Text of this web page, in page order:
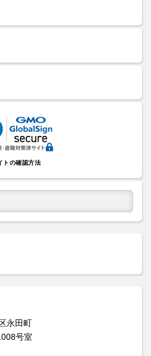
トの確認方法
永田町
号室